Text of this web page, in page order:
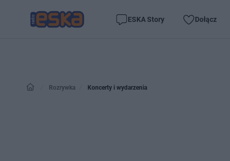
ESKA Story Dołącz
Rozrywka Koncerty i wydarzenia